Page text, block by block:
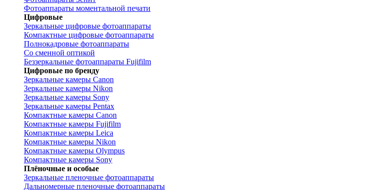
Фотоаппараты моментальной печати
Цифровые
Зеркальные цифровые фотоаппараты
Компактные цифровые фотоаппараты
Полнокадровые фотоаппараты
Со сменной оптикой
Беззеркальные фотоаппараты Fujifilm
Цифровые по бренду
Зеркальные камеры Canon
Зеркальные камеры Nikon
Зеркальные камеры Sony
Зеркальные камеры Pentax
Компактные камеры Canon
Компактные камеры Fujifilm
Компактные камеры Leica
Компактные камеры Nikon
Компактные камеры Olympus
Компактные камеры Sony
Плёночные и особые
Зеркальные пленочные фотоаппараты
Дальномерные пленочные фотоаппараты